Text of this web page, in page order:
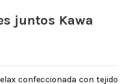
juntos Kawa
confeccionada con tejido